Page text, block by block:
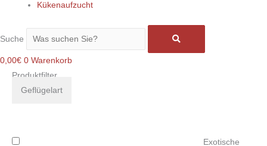
Kükenaufzucht
Suche
0,00€ 0 Warenkorb
Produktfilter
Geflügelart
Exotische